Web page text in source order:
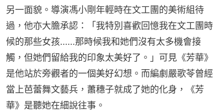
另一面貌。導演馮小剛年輕時在文工團的美術組待
過，他亦大膽承認：「我特別喜歡回憶我在文工團時
候的那些女孩......那時候我和她們沒有太多機會接
觸，但她們留給我的印象太美好了。」可見《芳華》
是他站於旁觀者的一個美好幻想。而編劇嚴歌苓曾經
當上芭蕾舞文藝兵，蕭穗子就成了她的化身，《芳
華》是聽她在細說往事。